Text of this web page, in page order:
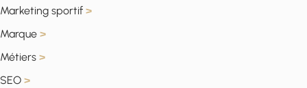
Marketing sportif >
Marque >
Métiers >
SEO >